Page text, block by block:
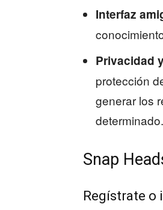
Interfaz
Privacidad
protección
generar los
determinado.
Snap
Regístrate o